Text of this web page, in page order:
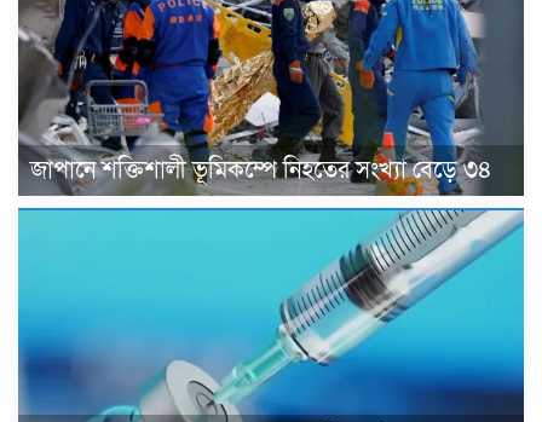
জাপানে শক্তিশালী ভূমিকম্পে নিহতের সংখ্যা বেড়ে ৩৪